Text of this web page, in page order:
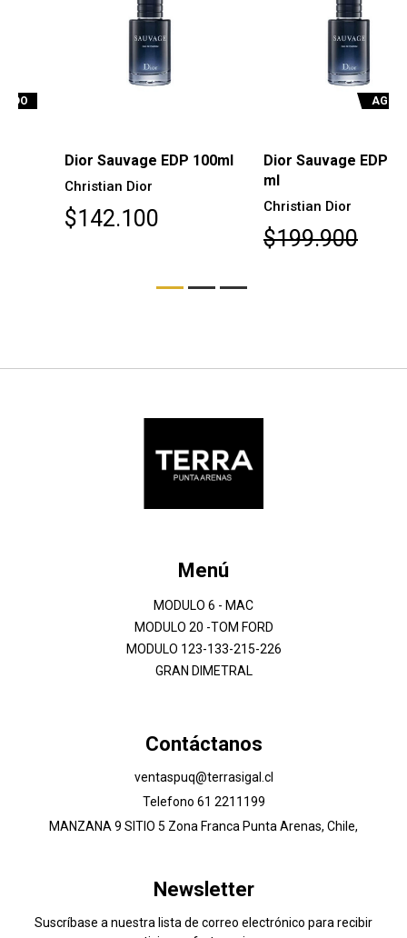
Dior Sauvage EDP 100ml
Christian Dior
$142.100
AGOTADO
Dior Sauvage EDP 200
Christian Dior
$199.900
Menú
MODULO 6 - MAC
MODULO 20 -TOM FORD
MODULO 123-133-215-226
GRAN DIMETRAL
Contáctanos
ventaspuq@terrasigal.cl
Telefono 61 2211199
MANZANA 9 SITIO 5 Zona Franca Punta Arenas, Chile,
Newsletter
Suscríbase a nuestra lista de correo electrónico para recibir